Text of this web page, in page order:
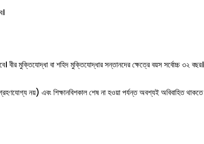
বীর মুক্তিযোদ্ধা বা শহিদ মুক্তিযোদ্ধার সন্তানদের ক্ষেত্রে বয়স সর্বোচ্চ ৩২ বছর।
নয়) এবং শিক্ষানবিশকাল শেষ না হওয়া পর্যন্ত অবশ্যই অবিবাহিত থাকতে